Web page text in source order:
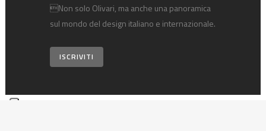
Non solo Olivari, ma anche una panoramica
sul mondo del design italiano e internazionale.
ISCRIVITI